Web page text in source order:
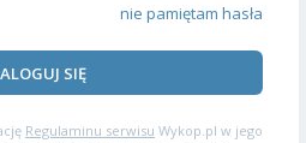
nie pamiętam hasła
SIĘ
Regulaminu serwisu Wykop.pl w jego